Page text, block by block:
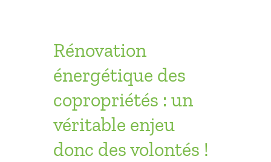
Rénovation
énergétique des
copropriétés : un
véritable enjeu
donc des volontés !